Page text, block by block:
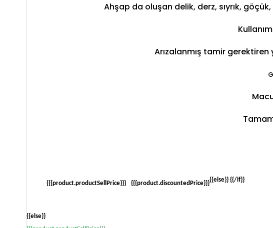
Ahşap da oluşan delik, derz, sıyrık,
Arızalanmış tamir
{{else}}
{{{product.productSellPrice}}}
{{/if}}
{{{product.discountedPrice}}}
{{else}}